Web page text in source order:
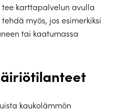
karttapalvelun avulla
myös, jos esimerkiksi
tai kaatumassa
kaukolämmön